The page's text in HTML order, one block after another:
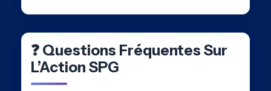
❓ Questions Fréquentes Sur
L’Action SPG